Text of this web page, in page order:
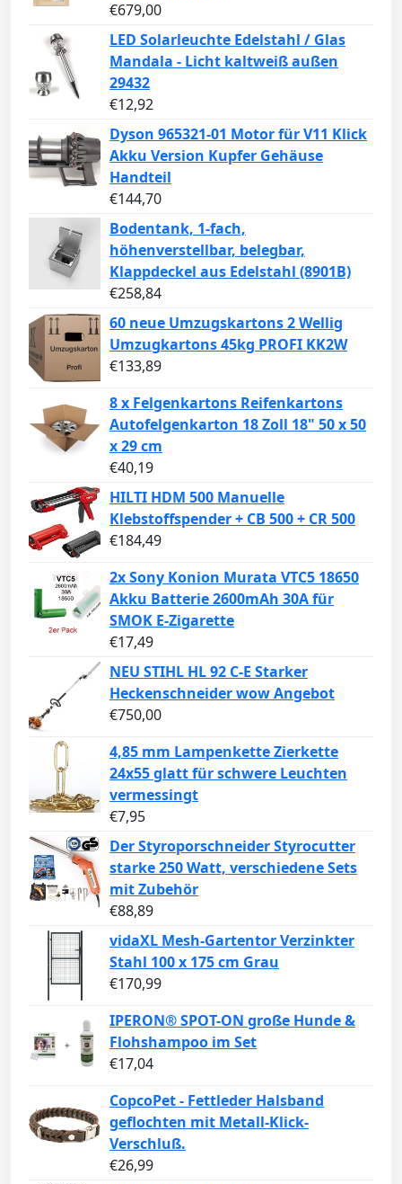
€679,00
LED Solarleuchte Edelstahl / Glas
Mandala - Licht kaltweiß außen
29432
€12,92
Dyson 965321-01 Motor für V11 Klick
Akku Version Kupfer Gehäuse
Handteil
€144,70
Bodentank, 1-fach,
höhenverstellbar, belegbar,
Klappdeckel aus Edelstahl (8901B)
€258,84
60 neue Umzugskartons 2 Wellig
Umzugkartons 45kg PROFI KK2W
€133,89
8 x Felgenkartons Reifenkartons
Autofelgenkarton 18 Zoll 18" 50 x 50
x 29 cm
€40,19
HILTI HDM 500 Manuelle
Klebstoffspender + CB 500 + CR 500
€184,49
2x Sony Konion Murata VTC5 18650
Akku Batterie 2600mAh 30A für
SMOK E-Zigarette
€17,49
NEU STIHL HL 92 C-E Starker
Heckenschneider wow Angebot
€750,00
4,85 mm Lampenkette Zierkette
24x55 glatt für schwere Leuchten
vermessingt
€7,95
Der Styroporschneider Styrocutter
starke 250 Watt, verschiedene Sets
mit Zubehör
€88,89
vidaXL Mesh-Gartentor Verzinkter
Stahl 100 x 175 cm Grau
€170,99
IPERON® SPOT-ON große Hunde &
Flohshampoo im Set
€17,04
CopcoPet - Fettleder Halsband
geflochten mit Metall-Klick-
Verschluß.
€26,99